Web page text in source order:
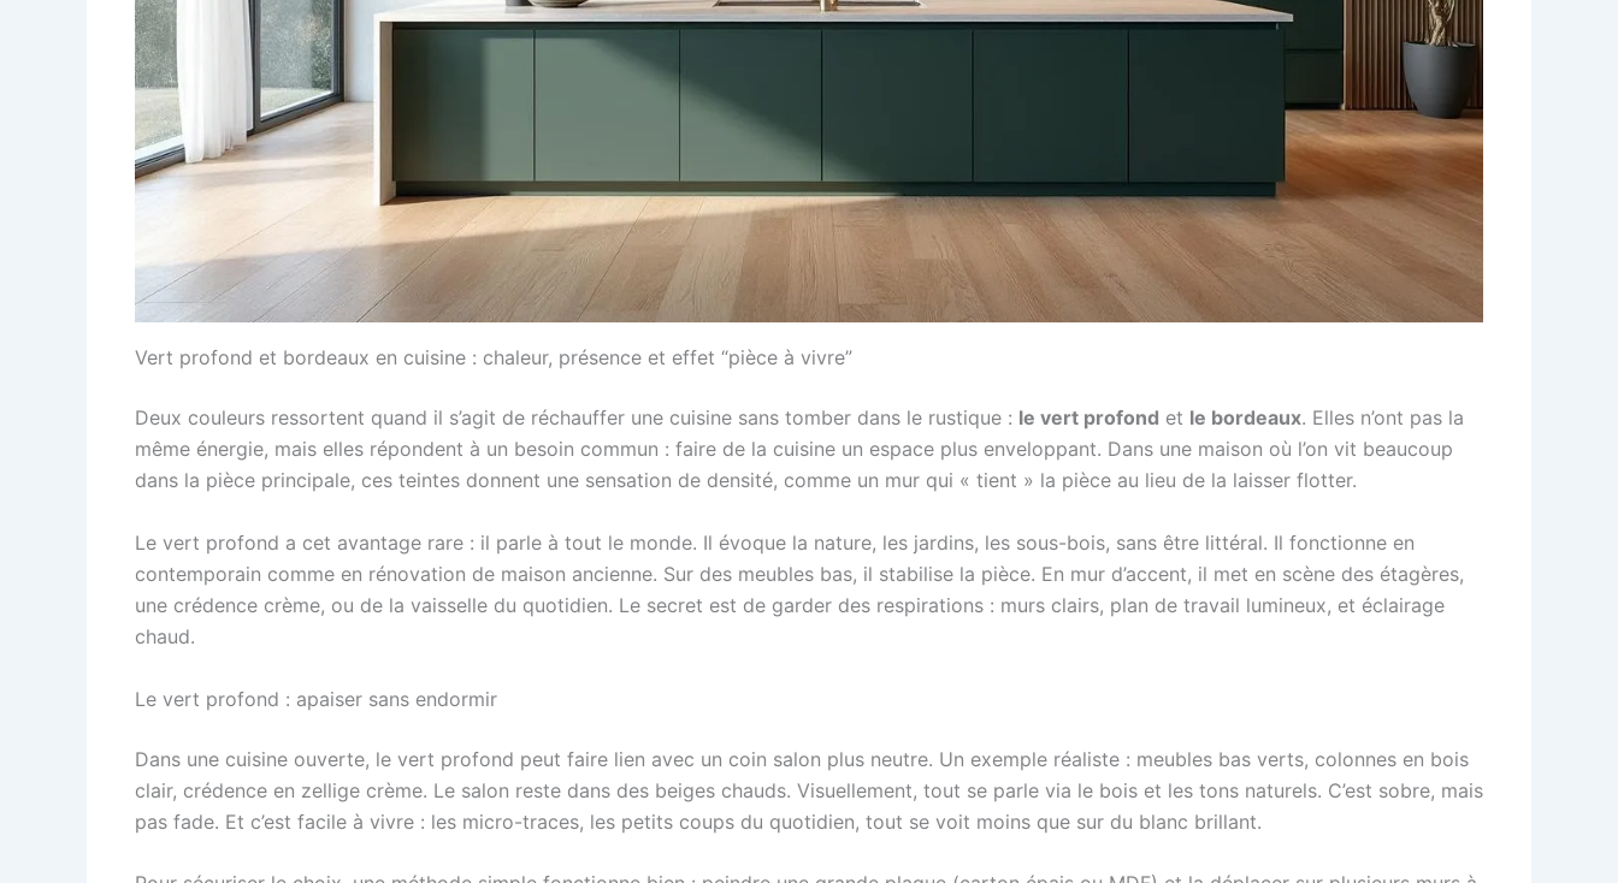
Vert profond et bordeaux en cuisine : chaleur, présence et effet “pièce à vivre”
Deux couleurs ressortent quand il s’agit de réchauffer une cuisine sans tomber dans le rustique : le vert profond et le bordeaux. Elles n’ont pas la
même énergie, mais elles répondent à un besoin commun : faire de la cuisine un espace plus enveloppant. Dans une maison où l’on vit beaucoup
dans la pièce principale, ces teintes donnent une sensation de densité, comme un mur qui « tient » la pièce au lieu de la laisser flotter.
Le vert profond a cet avantage rare : il parle à tout le monde. Il évoque la nature, les jardins, les sous-bois, sans être littéral. Il fonctionne en
contemporain comme en rénovation de maison ancienne. Sur des meubles bas, il stabilise la pièce. En mur d’accent, il met en scène des étagères,
une crédence crème, ou de la vaisselle du quotidien. Le secret est de garder des respirations : murs clairs, plan de travail lumineux, et éclairage
chaud.
Le vert profond : apaiser sans endormir
Dans une cuisine ouverte, le vert profond peut faire lien avec un coin salon plus neutre. Un exemple réaliste : meubles bas verts, colonnes en bois
clair, crédence en zellige crème. Le salon reste dans des beiges chauds. Visuellement, tout se parle via le bois et les tons naturels. C’est sobre, mais
pas fade. Et c’est facile à vivre : les micro-traces, les petits coups du quotidien, tout se voit moins que sur du blanc brillant.